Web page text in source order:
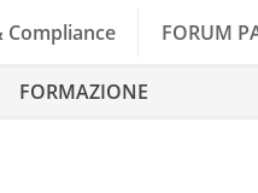
Compliance FORUM
FORMAZIONE